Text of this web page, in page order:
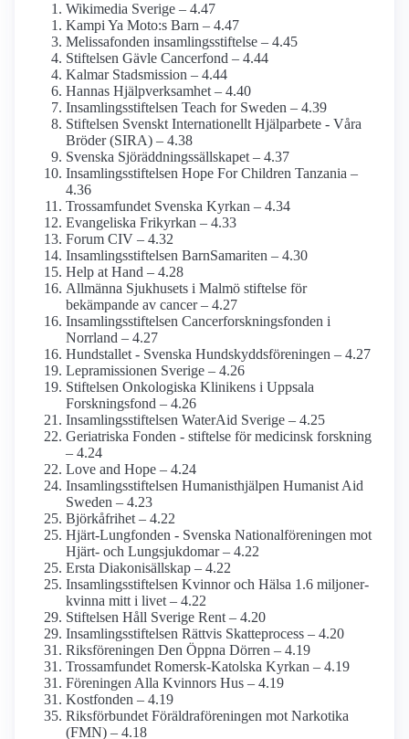
Wikimedia Sverige – 4.47
Kampi Ya Moto:s Barn – 4.47
Melissafonden insamlings­stiftelse – 4.45
Stiftelsen Gävle Cancerfond – 4.44
Kalmar Stads­mission – 4.44
Hannas Hjälp­verksamhet – 4.40
Insamlings­stiftelsen Teach for Sweden – 4.39
Stiftelsen Svenskt Internationellt Hjälparbete - Våra
Bröder (SIRA) – 4.38
Svenska Sjöräddnings­sällskapet – 4.37
Insamlings­stiftelsen Hope For Children Tanzania –
4.36
Trossamfundet Svenska Kyrkan – 4.34
Evangeliska Frikyrkan – 4.33
Forum CIV – 4.32
Insamlings­stiftelsen BarnSamariten – 4.30
Help at Hand – 4.28
Allmänna Sjukhusets i Malmö stiftelse för
bekämpande av cancer – 4.27
Insamlings­stiftelsen Cancerforsknings­fonden i
Norrland – 4.27
Hundstallet - Svenska Hundskydds­föreningen – 4.27
Lepramissionen Sverige – 4.26
Stiftelsen Onkologiska Klinikens i Uppsala
Forskningsfond – 4.26
Insamlings­stiftelsen WaterAid Sverige – 4.25
Geriatriska Fonden - stiftelse för medicinsk forskning
– 4.24
Love and Hope – 4.24
Insamlings­stiftelsen Humanist­hjälpen Humanist Aid
Sweden – 4.23
Björkåfrihet – 4.22
Hjärt-Lungfonden - Svenska National­föreningen mot
Hjärt- och Lung­sjukdomar – 4.22
Ersta Diakonisällskap – 4.22
Insamlings­stiftelsen Kvinnor och Hälsa 1.6 miljoner-
kvinna mitt i livet – 4.22
Stiftelsen Håll Sverige Rent – 4.20
Insamlings­stiftelsen Rättvis Skatteprocess – 4.20
Riksföreningen Den Öppna Dörren – 4.19
Trossamfundet Romersk-Katolska Kyrkan – 4.19
Föreningen Alla Kvinnors Hus – 4.19
Kostfonden – 4.19
Riksförbundet Föräldra­föreningen mot Narkotika
(FMN) – 4.18